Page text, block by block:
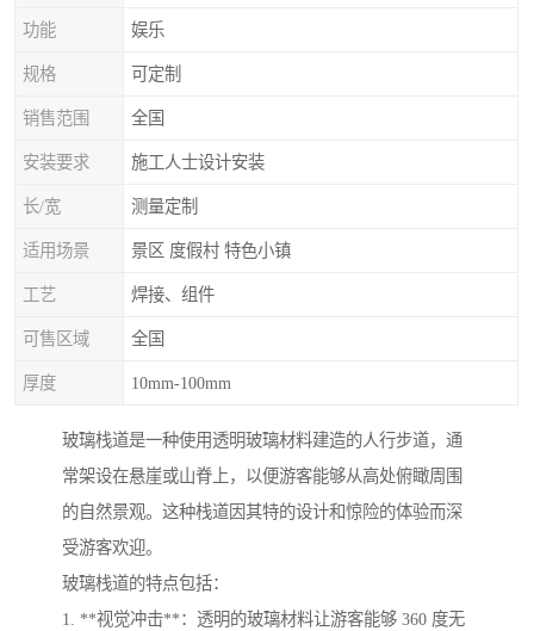
功能 娱乐
规格 可定制
销售范围 全国
安装要求 施工人士设计安装
长/宽 测量定制
适用场景 景区 度假村 特色小镇
工艺 焊接、组件
可售区域 全国
厚度 10mm-100mm
玻璃栈道是一种使用透明玻璃材料建造的人行步道，通
常架设在悬崖或山脊上，以便游客能够从高处俯瞰周围
的自然景观。这种栈道因其特的设计和惊险的体验而深
受游客欢迎。
玻璃栈道的特点包括：
1. **视觉冲击**：透明的玻璃材料让游客能够 360 度无